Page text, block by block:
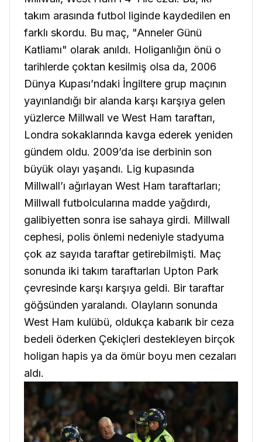
takım arasında futbol liginde kaydedilen en
farklı skordu. Bu maç, "Anneler Günü
Katliamı" olarak anıldı. Holiganlığın önü o
tarihlerde çoktan kesilmiş olsa da, 2006
Dünya Kupası’ndaki İngiltere grup maçının
yayınlandığı bir alanda karşı karşıya gelen
yüzlerce Millwall ve West Ham taraftarı,
Londra sokaklarında kavga ederek yeniden
gündem oldu. 2009’da ise derbinin son
büyük olayı yaşandı. Lig kupasında
Millwall’ı ağırlayan West Ham taraftarları;
Millwall futbolcularına madde yağdırdı,
galibiyetten sonra ise sahaya girdi. Millwall
cephesi, polis önlemi nedeniyle stadyuma
çok az sayıda taraftar getirebilmişti. Maç
sonunda iki takım taraftarları Upton Park
çevresinde karşı karşıya geldi. Bir taraftar
göğsünden yaralandı. Olayların sonunda
West Ham kulübü, oldukça kabarık bir ceza
bedeli öderken Çekiçleri destekleyen birçok
holigan hapis ya da ömür boyu men cezaları
aldı.